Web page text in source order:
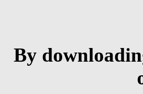
By